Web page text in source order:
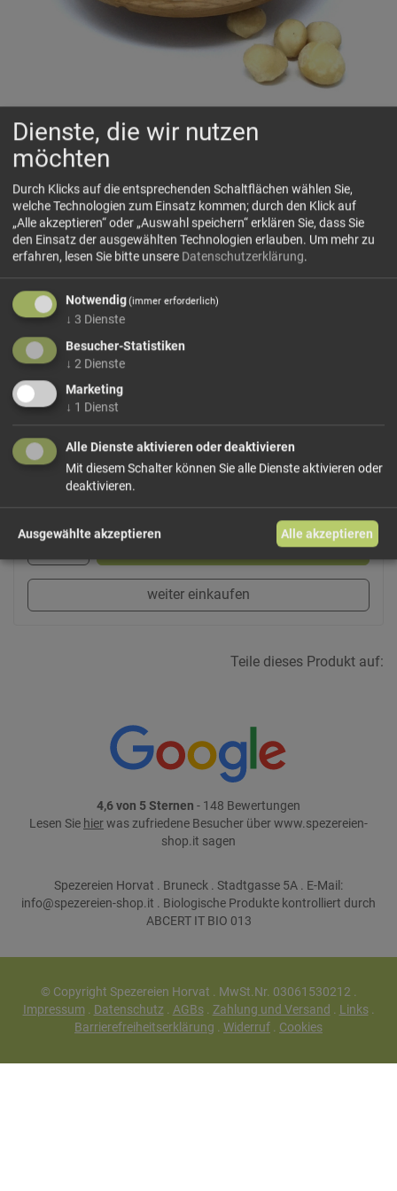
Macadamianuss Natur
🌿Feinste Qualität mit Charakter
🗺 Herkunft
Die edle Macadamianuss stammt ursprünglich aus
gedeiht und als „Königin der Nüsse“ verehrt wird.
Hinweis: Die genaue Herkunft kann je nach Ernte,...
mehr Infos +
Dieses Produkt führen wir lose.
In den Warenkorb
weiter einkaufen
Teile dieses Produkt auf:
4,6 von 5 Sternen - 148 Bewertungen
Lesen Sie hierwas zufriedene Besucher über www.spezereien-
shop.it sagen
Spezereien Horvat . Bruneck . Stadtgasse 5A . E-Mail:
info@spezereien-shop.it . Biologische Produkte kontrolliert durch
ABCERT IT BIO 013
© Copyright Spezereien Horvat . MwSt.Nr. 03061530212 .
Impressum. Datenschutz. AGBs. Zahlung und Versand . Links.
Barrierefreiheitserklärung . Widerruf . Cookies
Dienste, die wir nutzen
möchten
Durch Klicks auf die entsprechenden Schaltflächen wählen Sie,
welche Technologien zum Einsatz kommen; durch den Klick auf
„Alle akzeptieren“ oder „Auswahl speichern“ erklären Sie, dass Sie
den Einsatz der ausgewählten Technologien erlauben. Um mehr zu
erfahren, lesen Sie bitte unsere Datenschutzerklärung.
Notwendig(immer erforderlich)
↓ 3 Dienste
Besucher-Statistiken
↓ 2 Dienste
Marketing
↓ 1 Dienst
Alle Dienste aktivieren oder deaktivieren
Mit diesem Schalter können Sie alle Dienste aktivieren oder
deaktivieren.
Ausgewählte akzeptieren Alle akzeptieren